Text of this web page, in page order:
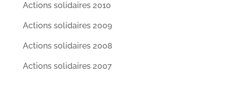
Actions solidaires 2010
Actions solidaires 2009
Actions solidaires 2008
Actions solidaires 2007